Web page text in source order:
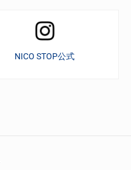
NICO STOP公式